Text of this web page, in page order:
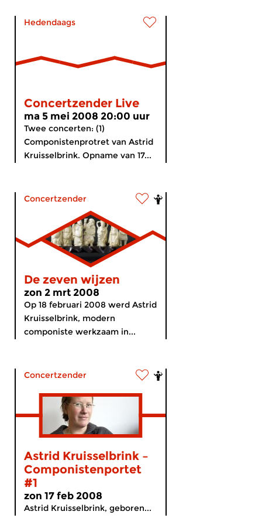
Hedendaags
Concertzender Live
ma 5 mei 2008 20:00 uur
Twee concerten: (1)
Componistenprotret van Astrid
Kruisselbrink. Opname van 17...
Concertzender
De zeven wijzen
zon 2 mrt 2008
Op 18 februari 2008 werd Astrid
Kruisselbrink, modern
componiste werkzaam in...
Concertzender
Astrid Kruisselbrink –
Componistenportet
#1
zon 17 feb 2008
Astrid Kruisselbrink, geboren...